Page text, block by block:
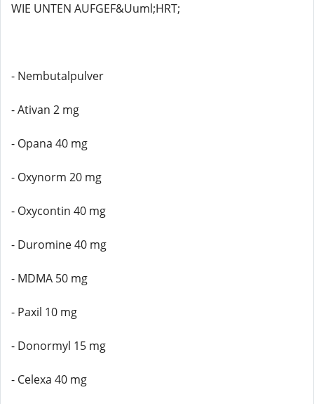
WIE UNTEN AUFGEF&Uuml;HRT;
- Nembutalpulver
- Ativan 2 mg
- Opana 40 mg
- Oxynorm 20 mg
- Oxycontin 40 mg
- Duromine 40 mg
- MDMA 50 mg
- Paxil 10 mg
- Donormyl 15 mg
- Celexa 40 mg